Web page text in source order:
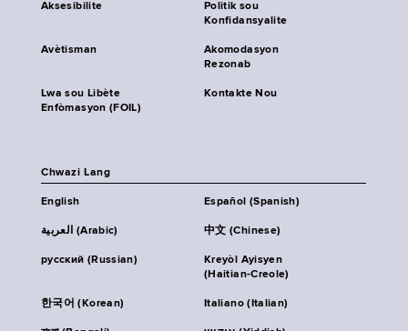
Aksesibilite
Politik sou
Konfidansyalite
Avètisman
Akomodasyon
Rezonab
Lwa sou Libète
Enfòmasyon (FOIL)
Kontakte Nou
Chwazi Lang
English Español (Spanish)
العربية (Arabic) 中文 (Chinese)
русский (Russian)
Kreyòl Ayisyen
(Haitian-Creole)
한국어 (Korean) Italiano (Italian)